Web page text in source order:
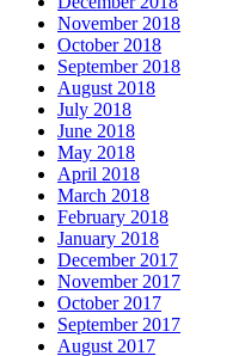
November 2018
October 2018
September 2018
August 2018
July 2018
June 2018
May 2018
April 2018
March 2018
February 2018
January 2018
December 2017
November 2017
October 2017
September 2017
August 2017